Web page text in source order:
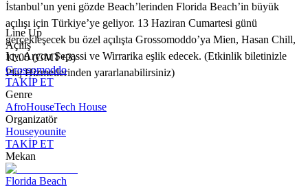
İstanbul’un yeni gözde Beach’lerinden Florida Beach’in büyük
açılışı için Türkiye’ye geliyor. 13 Haziran Cumartesi günü
gerçekleşecek bu özel açılışta Grossomoddo’ya Mien, Hasan Chill,
Icy, Aryou Sepassi ve Wirrarika eşlik edecek. (Etkinlik biletinizle
Plaj Hizmetlerinden yararlanabilirsiniz)
Line Up
Açılış
11:00 (GMT+3)
Grossomoddo
TAKİP ET
Genre
AfroHouseTech House
Organizatör
Houseyounite
TAKİP ET
Mekan
Florida Beach